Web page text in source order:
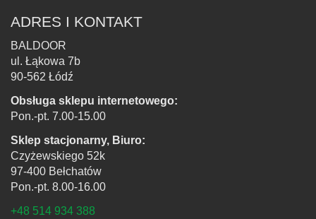
ADRES I KONTAKT
BALDOOR
ul. Łąkowa 7b
90-562 Łódź
Obsługa sklepu internetowego:
Pon.-pt. 7.00-15.00
Sklep stacjonarny, Biuro:
Czyżewskiego 52k
97-400 Bełchatów
Pon.-pt. 8.00-16.00
+48 514 934 388